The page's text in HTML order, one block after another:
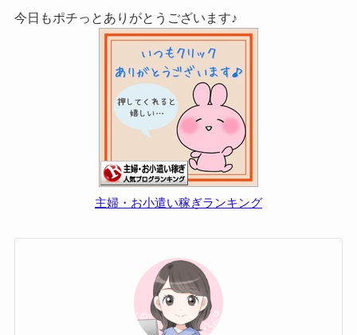
今日もポチっとありがとうございます♪
主婦・お小遣い稼ぎランキング